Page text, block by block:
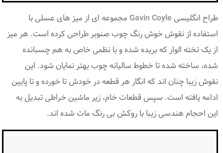
طراح انگلیسی Gavin Coyleمجموعه ای از میز های عسلی با
استفاده از نقوش خوش رنگ چوب صنوبر طراحی کرده است. هر میز
از یک تخته الوار که بریده شده و با نظمی خاص به هم چسبانده
شده، ساخته شده تا خطوط سالیانه چوب بهتر نمایان شود. این
نقوش زیبا چنان اند که انگار هر قطعه در خودش تا خورده و تا پایین
ادامه یافته است. سپس قطعات خام، زیر ماشین خراطی تبدیل به
این احجام هندسی زیبا با روکش بی رنگ مات شده اند.